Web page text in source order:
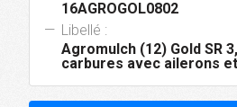
16AGROGOL0802
Libellé :
Agromulch (12) Gold SR
carbures avec ailerons